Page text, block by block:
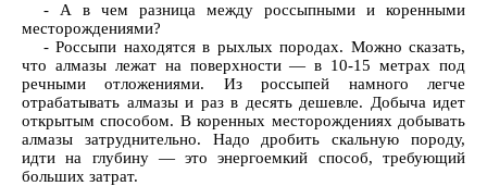
- А в чем разница между россыпными и коренными
месторождениями?
- Россыпи находятся в рыхлых породах. Можно сказать,
что алмазы лежат на поверхности — в 10-15 метрах под
речными отложениями. Из россыпей намного легче
отрабатывать алмазы и раз в десять дешевле. Добыча идет
открытым способом. В коренных месторождениях добывать
алмазы затруднительно. Надо дробить скальную породу,
идти на глубину — это энергоемкий способ, требующий
больших затрат.